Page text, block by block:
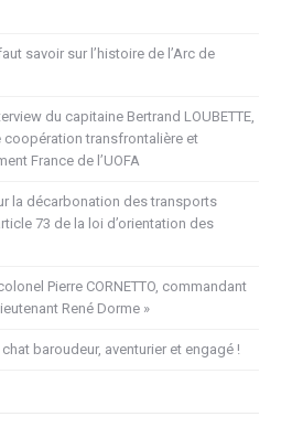
savoir sur l’histoire de l’Arc de
du capitaine Bertrand LOUBETTE,
transfrontalière et
France de l’UOFA
la décarbonation des transports
73 de la loi d’orientation des
Pierre CORNETTO, commandant
René Dorme »
baroudeur, aventurier et engagé !